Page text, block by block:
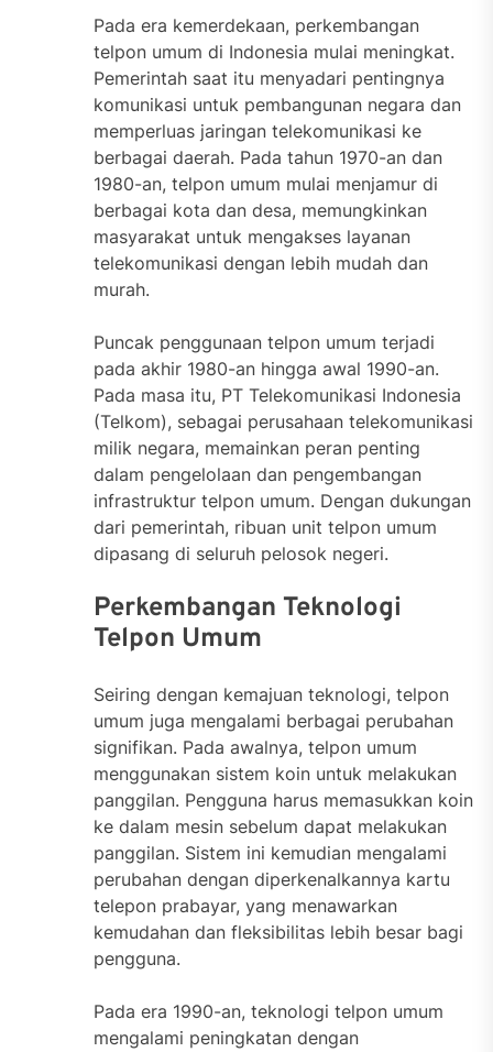
Pada era kemerdekaan, perkembangan
telpon umum di Indonesia mulai meningkat.
Pemerintah saat itu menyadari pentingnya
komunikasi untuk pembangunan negara dan
memperluas jaringan telekomunikasi ke
berbagai daerah. Pada tahun 1970-an dan
1980-an, telpon umum mulai menjamur di
berbagai kota dan desa, memungkinkan
masyarakat untuk mengakses layanan
telekomunikasi dengan lebih mudah dan
murah.
Puncak penggunaan telpon umum terjadi
pada akhir 1980-an hingga awal 1990-an.
Pada masa itu, PT Telekomunikasi Indonesia
(Telkom), sebagai perusahaan telekomunikasi
milik negara, memainkan peran penting
dalam pengelolaan dan pengembangan
infrastruktur telpon umum. Dengan dukungan
dari pemerintah, ribuan unit telpon umum
dipasang di seluruh pelosok negeri.
Perkembangan Teknologi
Telpon Umum
Seiring dengan kemajuan teknologi, telpon
umum juga mengalami berbagai perubahan
signifikan. Pada awalnya, telpon umum
menggunakan sistem koin untuk melakukan
panggilan. Pengguna harus memasukkan koin
ke dalam mesin sebelum dapat melakukan
panggilan. Sistem ini kemudian mengalami
perubahan dengan diperkenalkannya kartu
telepon prabayar, yang menawarkan
kemudahan dan fleksibilitas lebih besar bagi
pengguna.
Pada era 1990-an, teknologi telpon umum
mengalami peningkatan dengan